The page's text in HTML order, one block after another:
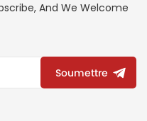
And We Welcome
Soumettre